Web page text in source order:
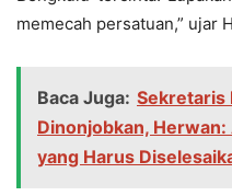
memecah persatuan,” ujar
Baca Juga: Sekretaris
Dinonjobkan,
yang Harus